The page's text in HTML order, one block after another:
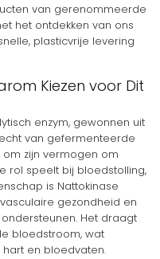
van gerenommeerde
het ontdekken van ons
plasticvrije levering
Kiezen voor Dit
enzym, gewonnen uit
van gefermenteerde
zijn vermogen om
rol speelt bij bloedstolling,
is Nattokinase
gezondheid en
Het draagt
bloedstroom, wat
en bloedvaten.